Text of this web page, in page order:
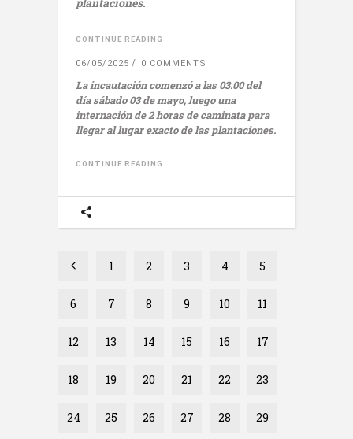
CONTINUE READING
06/05/2025 0 COMMENTS
La incautación comenzó a las 03.00 del
día sábado 03 de mayo, luego una
internación de 2 horas de caminata para
llegar al lugar exacto de las plantaciones.
CONTINUE READING
1 2 3 4 5
6 7 8 9 10 11
12 13 14 15 16 17
18 19 20 21 22 23
24 25 26 27 28 29